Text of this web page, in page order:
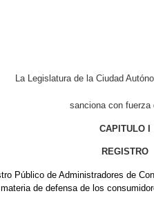
La Legislatura de la Ciudad
sanciona con fuerza
CAPITULO I
REGISTRO
Público de Administradores de
de defensa de los